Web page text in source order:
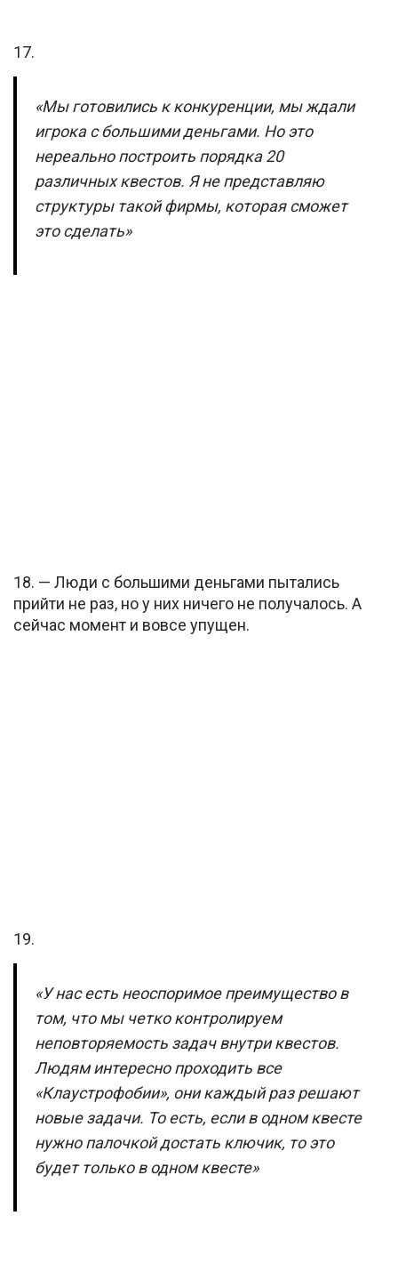
17.
«Мы готовились к конкуренции, мы ждали
игрока с большими деньгами. Но это
нереально построить порядка 20
различных квестов. Я не представляю
структуры такой фирмы, которая сможет
это сделать»
18. — Люди с большими деньгами пытались
прийти не раз, но у них ничего не получалось. А
сейчас момент и вовсе упущен.
19.
«У нас есть неоспоримое преимущество в
том, что мы четко контролируем
неповторяемость задач внутри квестов.
Людям интересно проходить все
«Клаустрофобии», они каждый раз решают
новые задачи. То есть, если в одном квесте
нужно палочкой достать ключик, то это
будет только в одном квесте»